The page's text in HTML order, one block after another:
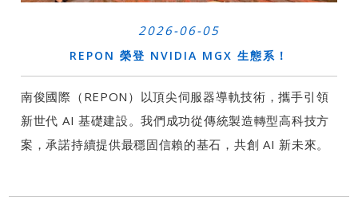
2026-06-05
REPON 榮登 NVIDIA MGX 生態系！
南俊國際（REPON）以頂尖伺服器導軌技術，攜手引領
新世代 AI 基礎建設。我們成功從傳統製造轉型高科技方
案，承諾持續提供最穩固信賴的基石，共創 AI 新未來。